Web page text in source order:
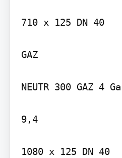
710 x 125 DN 40
GAZ
NEUTR 300 GAZ 4
9,4
1080 x 125 DN 40